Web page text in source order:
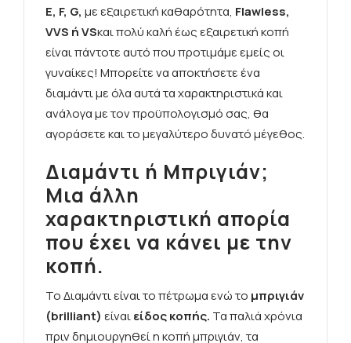
E, F, G, με εξαιρετική καθαρότητα, Flawless,
VVS ή VSκαι πολύ καλή έως εξαιρετική κοπή
είναι πάντοτε αυτό που προτιμάμε εμείς οι
γυναίκες! Μπορείτε να αποκτήσετε ένα
διαμάντι με όλα αυτά τα χαρακτηριστικά και
ανάλογα με τον προϋπολογισμό σας, θα
αγοράσετε και το μεγαλύτερο δυνατό μέγεθος.
Διαμάντι ή Μπριγιάν;
Μια άλλη
χαρακτηριστική απορία
που έχει να κάνει με την
κοπή.
Το Διαμάντι είναι το πέτρωμα ενώ το μπριγιάν
(brilliant) είναιείδος κοπής. Τα παλιά χρόνια
πριν δημιουργηθεί η κοπή μπριγιάν, τα